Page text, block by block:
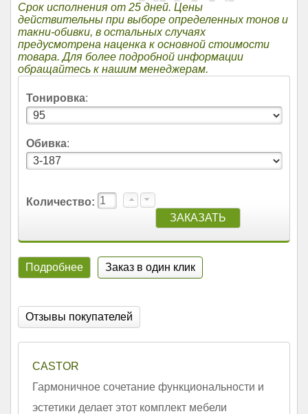
Срок исполнения от 25 дней. Цены
действительны при выборе определенных тонов и
такни-обивки, в остальных случаях
предусмотрена наценка к основной стоимости
товара. Для более подробной информации
обращайтесь к нашим менеджерам.
Тонировка:
Обивка:
Количество:
Подробнее Заказ в один клик
Отзывы покупателей
CASTOR
Гармоничное сочетание функциональности и
эстетики делает этот комплект мебели